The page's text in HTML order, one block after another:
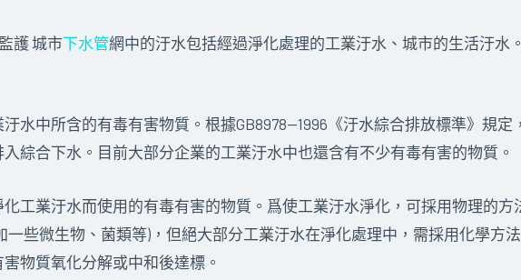
護 城市下水管網中的汙水包括經過淨化處理的工業汙水、城市的生活汙水
中所含的有毒有害物質。根據GB8978—1996《汙水綜合排放標準》規定
綜合下水。目前大部分企業的工業汙水中也還含有不少有毒有害的物質。
業汙水而使用的有毒有害的物質。爲使工業汙水淨化，可採用物理的方
一些微生物、菌類等)，但絕大部分工業汙水在淨化處理中，需採用化學方
物質氧化分解或中和後達標。